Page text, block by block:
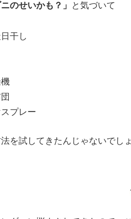
ニのせいかも？」 と気づいて
干し
プレー
を試してきたんじゃないでし